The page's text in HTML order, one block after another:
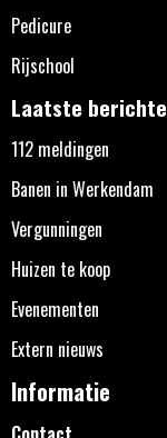
Pedicure
Rijschool
Laatste
112 meldingen
Banen in Werkendam
Vergunningen
Huizen te koop
Evenementen
Extern nieuws
Informatie